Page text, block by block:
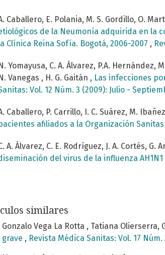
Caballero, E. Polania, M. S. Gordillo, O.
de la Neumonía adquirida en la
Clínica Reina Sofía. Bogotá, 2006-2007 ,
N. Yomayusa, C. A. Álvarez, P.A. Hernández,
N. Vanegas , H. G. Gaitán , Las infecciones
Vol. 12 Núm. 3 (2009): Julio -
Caballero, P. Carrillo, I. C. Suárez, M.
afiliados a la Organización
A. Álvarez, C. E. Rodríguez, J. A. Cortés, G.
del virus de la influenza
similares
Gonzalo Vega La Rotta , Tatiana
grave , Revista Médica Sanitas: Vol. 17